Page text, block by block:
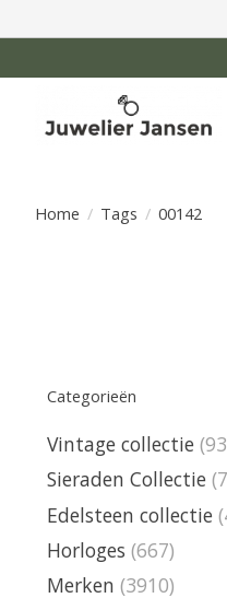
Home / Tags / 00142
Categorieën
Vintage collectie
Sieraden Collectie
Edelsteen collectie
Horloges (667)
Merken (3910)